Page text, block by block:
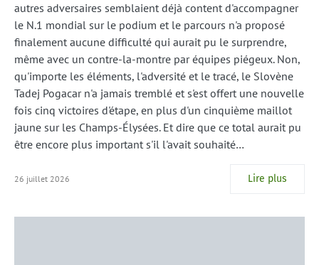
autres adversaires semblaient déjà content d'accompagner
le N.1 mondial sur le podium et le parcours n'a proposé
finalement aucune difficulté qui aurait pu le surprendre,
même avec un contre-la-montre par équipes piégeux. Non,
qu'importe les éléments, l'adversité et le tracé, le Slovène
Tadej Pogacar n'a jamais tremblé et s'est offert une nouvelle
fois cinq victoires d'étape, en plus d'un cinquième maillot
jaune sur les Champs-Élysées. Et dire que ce total aurait pu
être encore plus important s'il l'avait souhaité…
26 juillet 2026 Lire plus